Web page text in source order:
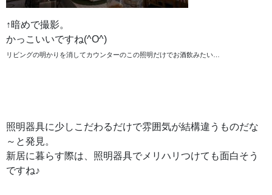
↑暗めで撮影。
かっこいいですね(^O^)
リビングの明かりを消してカウンターのこの照明だけでお酒飲みたい…
照明器具に少しこだわるだけで雰囲気が結構違うものだな
～と発見。
新居に暮らす際は、照明器具でメリハリつけても面白そう
ですね♪